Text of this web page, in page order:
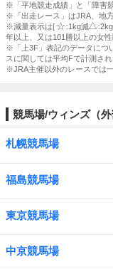
※「平地競走成績」と「障害
※「出走レース」はJRA、地
※減量表示は[
:1kg減
年以上、又は101勝以上の女性
※「上3F」表記のデータにつ
スに関しては平均Fで計測され
※JRA主催以外のレースでは
競馬場/ウィンズ（外
札幌競馬場
福島競馬場
東京競馬場
中京競馬場